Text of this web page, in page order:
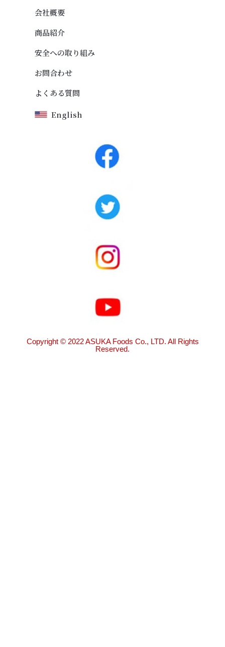
会社概要
商品紹介
安全への取り組み
お問合わせ
よくある質問
English
Copyright © 2022 ASUKA Foods Co., LTD. All Rights
Reserved.